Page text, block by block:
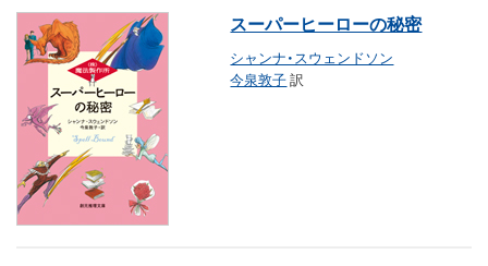
スーパーヒーローの秘密
シャンナ・スウェンドソン
今泉敦子訳